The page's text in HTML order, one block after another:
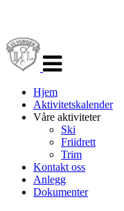
navigasjon
Hjem
Aktivitetskalender
Våre aktiviteter
Ski
Friidrett
Trim
Kontakt oss
Anlegg
Dokumenter